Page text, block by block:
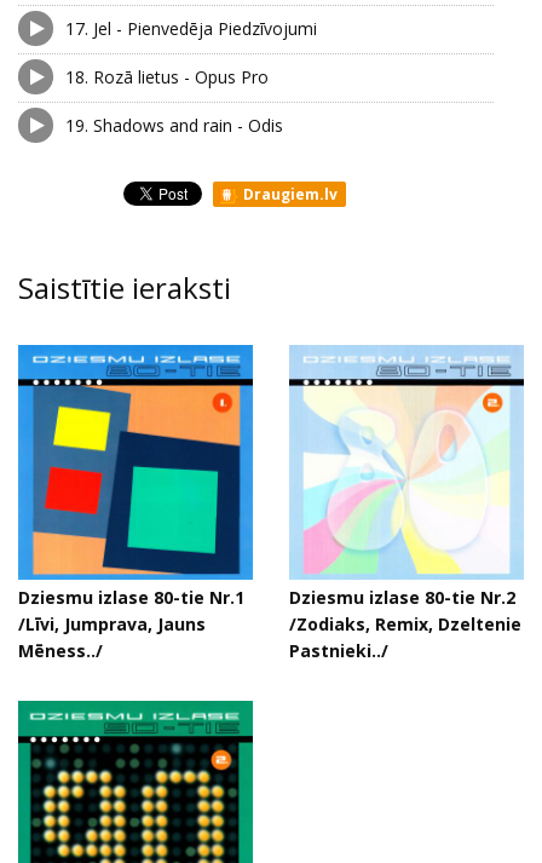
17. Jel - Pienvedēja Piedzīvojumi
18. Rozā lietus - Opus Pro
19. Shadows and rain - Odis
Draugiem.lv
Saistītie ieraksti
Dziesmu izlase 80-tie Nr.1
/Līvi, Jumprava, Jauns
Mēness../
Dziesmu izlase 80-tie Nr.2
/Zodiaks, Remix, Dzeltenie
Pastnieki../